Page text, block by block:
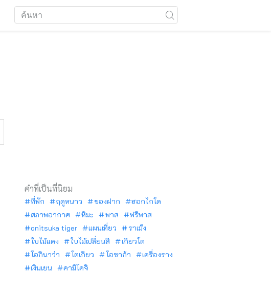
คำที่เป็นที่นิยม
ที่พัก ฤดูหนาว ของฝาก
ฮอกไกโด
สภาพอากาศ
หิมะ พาส
ฟรีพาส
onitsuka tiger
แผนเที่ยว
ราเม็ง
ใบไม้แดง
ใบไม้เปลี่ยนสี
เกียวโต
โอกินาว่า
โตเกียว โอซาก้า
เครื่องราง
เงินเยน
คามิโคจิ